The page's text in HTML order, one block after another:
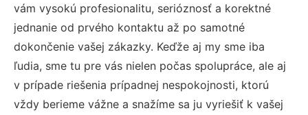
vám vysokú profesionalitu, serióznosť a korektné
jednanie od prvého kontaktu až po samotné
dokončenie vašej zákazky. Keďže aj my sme iba
ľudia, sme tu pre vás nielen počas spolupráce, ale aj
v prípade riešenia prípadnej nespokojnosti, ktorú
vždy berieme vážne a snažíme sa ju vyriešiť k vašej